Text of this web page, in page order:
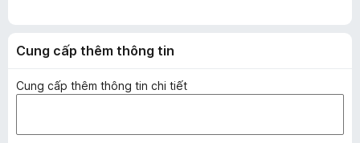
Cung cấp thêm thông tin
Cung cấp thêm thông tin chi tiết